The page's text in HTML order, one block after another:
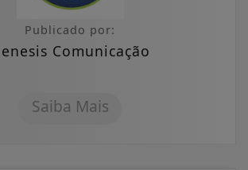
Publicado por:
Comunicação
Saiba Mais